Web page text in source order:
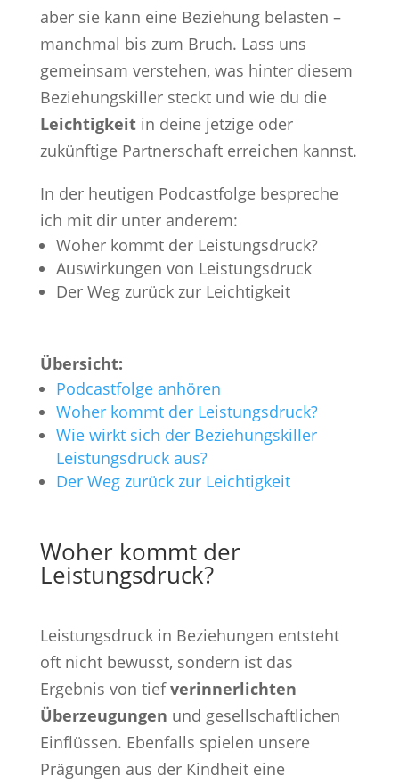
aber sie kann eine Beziehung belasten –
manchmal bis zum Bruch. Lass uns
gemeinsam verstehen, was hinter diesem
Beziehungskiller steckt und wie du die
Leichtigkeitin deine jetzige oder
zukünftige Partnerschaft erreichen kannst.
In der heutigen Podcastfolge bespreche
ich mit dir unter anderem:
Woher kommt der Leistungsdruck?
Auswirkungen von Leistungsdruck
Der Weg zurück zur Leichtigkeit
Übersicht:
Podcastfolge anhören
Woher kommt der Leistungsdruck?
Wie wirkt sich der Beziehungskiller
Leistungsdruck aus?
Der Weg zurück zur Leichtigkeit
Woher kommt der
Leistungsdruck?
Leistungsdruck in Beziehungen entsteht
oft nicht bewusst, sondern ist das
Ergebnis von tiefverinnerlichten
Überzeugungen und gesellschaftlichen
Einflüssen. Ebenfalls spielen unsere
Prägungen aus der Kindheit eine